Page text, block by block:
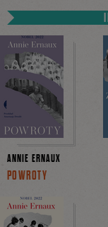
ANNIE ERNAUX
POWROTY